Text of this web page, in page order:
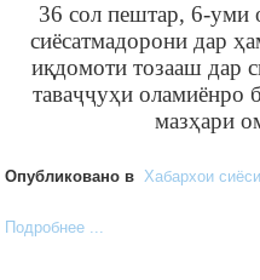
36 сол пештар, 6-уми
сиёсатмадорони дар
иқдомоти тозааш дар
таваҷҷуҳи оламиёнро
мазҳари
Опубликовано в Хабархои сиёси
Подробнее ...